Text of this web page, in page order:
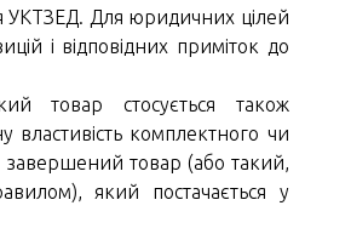
УКТЗЕД. Для юридичних цілей
і відповідних приміток до
товар стосується також
комплектного чи
товар (або такий,
який постачається у